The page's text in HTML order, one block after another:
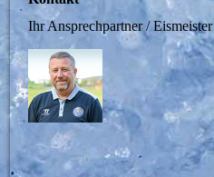
Ihr Ansprechpartner / Eismeister